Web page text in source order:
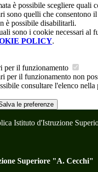
è possibile scegliere quali
sono quelli che consentono
è possibile disabilitarli.
sono i cookie necessari al
POLICY.
per il funzionamento
per il funzionamento non
consultare l'elenco nella
le preferenze
Istituto d'Istruzione
Superiore "A. Cecchi"